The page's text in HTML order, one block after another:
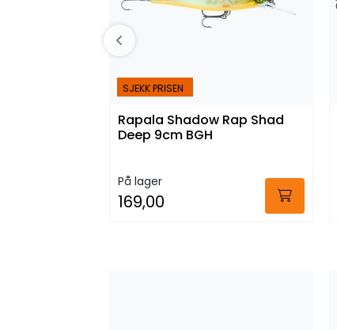
SJEKK PRISEN
Rapala Shadow Rap Shad
Deep 9cm BGH
På lager
169,00